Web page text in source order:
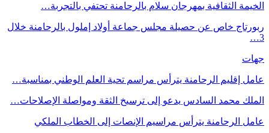
الخيمة الثقافية بمهرجان سلام بالرحامنة تحتفي بالتجربة…
ربورتاج خاص عن حصيلة مجلس جماعة أولاد إملول بالرحامنة خلال
3…
جهات
عامل إقليم الرحامنة يترأس مراسم تحية العلم الوطني بمناسبة…
الملك محمد السادس يدعو إلى ترسيخ الثقة ومواصلة الإصلاحات…
عامل الرحامنة يترأس مراسيم الإنصات إلى الخطاب الملكي